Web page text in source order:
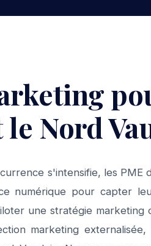
Nord
s'intensifie, les PME
numérique pour capter
une stratégie marketing
marketing externalisée,